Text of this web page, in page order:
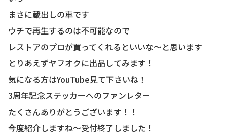
まさに蔵出しの車です
ウチで再生するのは不可能なので
レストアのプロが買ってくれるといいな〜と思います
とりあえずヤフオクに出品してみます！
気になる方はYouTube見て下さいね！
3周年記念ステッカーへのファンレター
たくさんありがとうございます！！
今度紹介しますね〜受付終了しました！